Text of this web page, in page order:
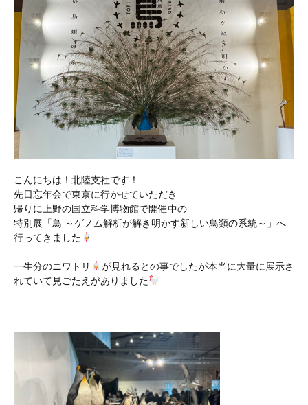
フェ
こんにちは！北陸支社です！
先日忘年会で東京に行かせていただき
帰りに上野の国立科学博物館で開催中の
特別展「鳥 ～ゲノム解析が解き明かす新しい鳥類の系統～」へ
行ってきました
一生分のニワトリ
が見れるとの事でしたが本当に大量に展示さ
れていて見ごたえがありました